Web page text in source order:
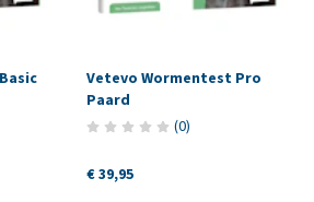
Vetevo Wormentest Pro
Paard
(0)
€ 39,95